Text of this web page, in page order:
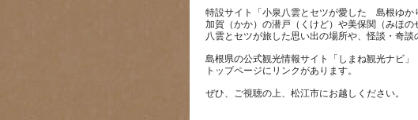
特設サイト「小泉八雲とセツが愛した　島根ゆ
加賀（かか）の潜戸（くけど）や美保関（みほ
島根県の公式観光情報サイト「しまね観光ナビ」